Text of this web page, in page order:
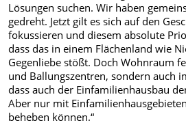
Lösungen suchen. Wir haben
gedreht. Jetzt gilt es sich auf den
fokussieren und diesem absolute
dass das in einem Flächenland wie
Gegenliebe stößt. Doch Wohnraum
und Ballungszentren, sondern auch
dass auch der Einfamilienhausbau
Aber nur mit
beheben können.“